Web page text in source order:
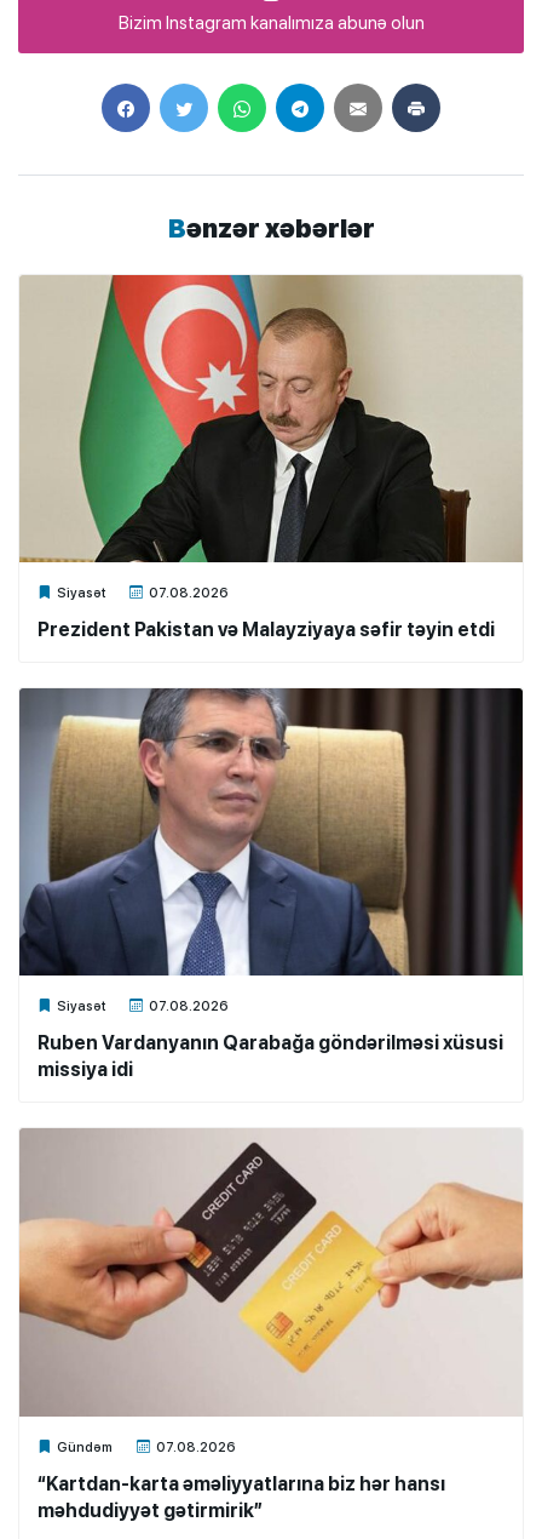
Bizim Instagram kanalımıza abunə olun
Bənzər xəbərlər
Siyasət 07.08.2026
Xalq.Online
Prezident Pakistan və Malayziyaya səfir təyin etdi
Siyasət 07.08.2026
Xalq.Online
Ruben Vardanyanın Qarabağa göndərilməsi xüsusi
missiya idi
Gündəm 07.08.2026
Xalq.Online
“Kartdan-karta əməliyyatlarına biz hər hansı
məhdudiyyət gətirmirik”